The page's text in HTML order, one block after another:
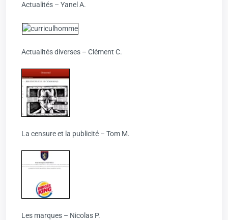
Actualités – Yanel A.
Actualités diverses – Clément C.
La censure et la publicité – Tom M.
Les marques – Nicolas P.